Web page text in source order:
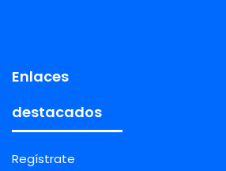
Enlaces
destacados
Regístrate